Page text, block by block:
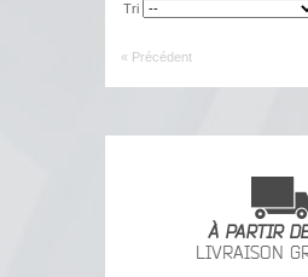
Tri
« Précédent
À PARTIR
LIVRAISON